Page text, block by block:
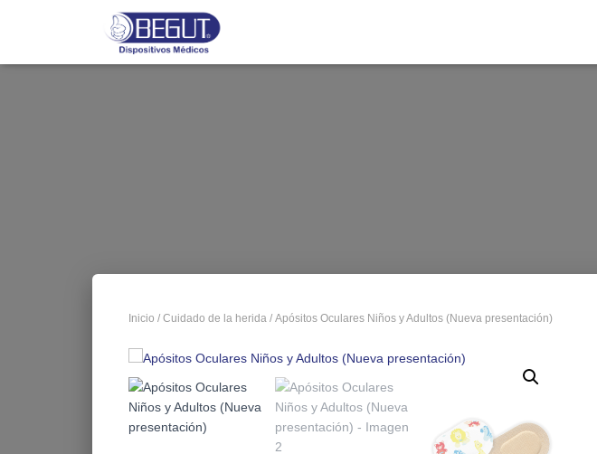
Inicio / Cuidado de la herida / Apósitos Oculares Niños y Adultos (Nueva presentación)